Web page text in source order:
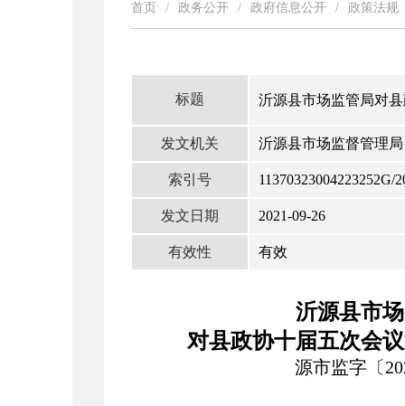
首页 / 政务公开 / 政府信息公开 / 政策法规
标题 沂源县市场监管局对
发文机关 沂源县市场监督管理局
索引号 11370323004223252G/
发文日期 2021-09-26
有效性 有效
沂源县市
对县政协十届五次会
源市监字〔